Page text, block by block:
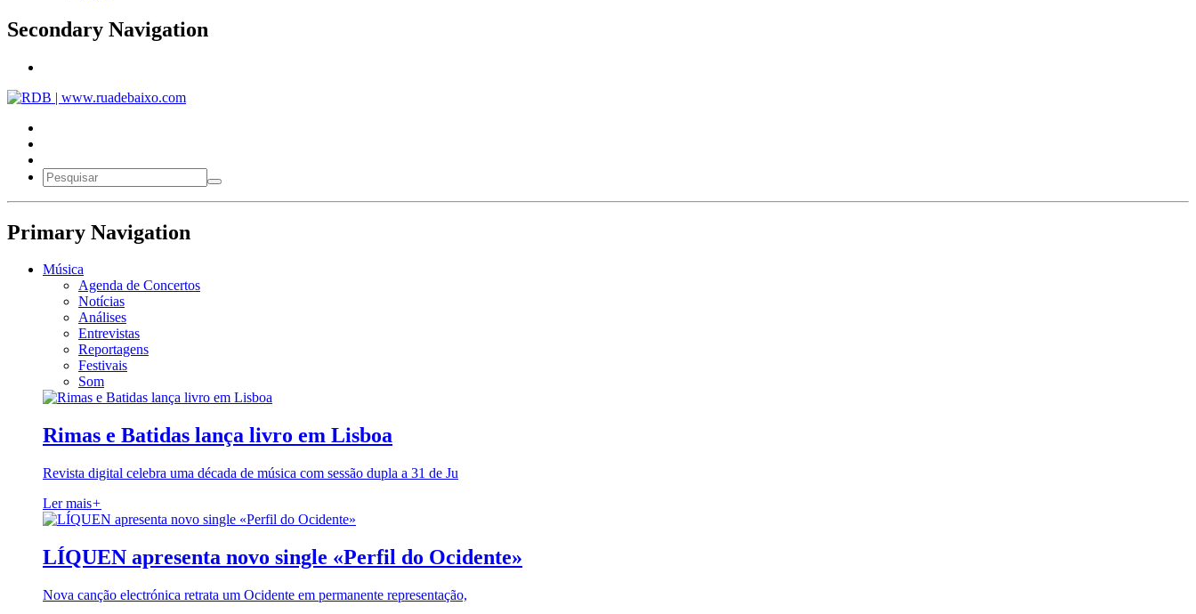
Secondary Navigation
Primary Navigation
Música
Agenda de Concertos
Notícias
Análises
Entrevistas
Reportagens
Festivais
Som
Rimas e Batidas lança livro em Lisboa
Revista digital celebra uma década de música com sessão dupla a 31 de Ju
Ler mais+
LÍQUEN apresenta novo single «Perfil do Ocidente»
Nova canção electrónica retrata um Ocidente em permanente representação,